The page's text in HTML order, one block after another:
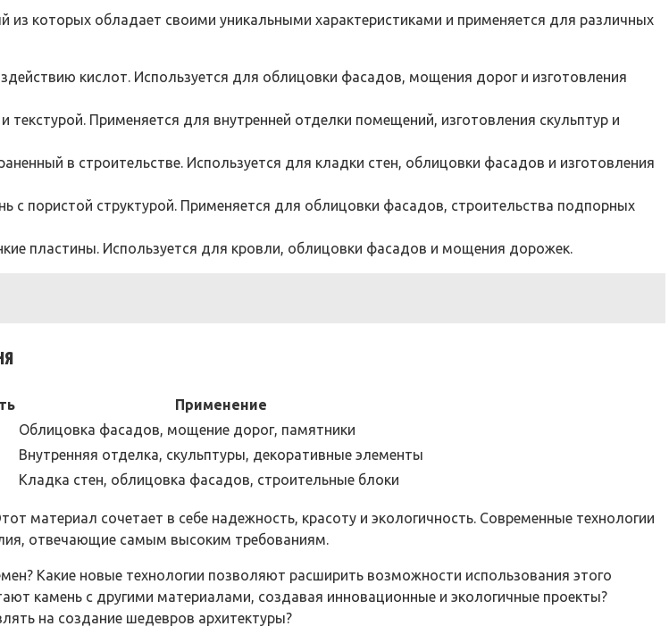
которых обладает своими уникальными характеристиками и применяется для различных
кислот. Используется для облицовки фасадов, мощения дорог и изготовления
Применяется для внутренней отделки помещений, изготовления скульптур и
в строительстве. Используется для кладки стен, облицовки фасадов и изготовления
пористой структурой. Применяется для облицовки фасадов, строительства подпорных
пластины. Используется для кровли, облицовки фасадов и мощения дорожек.
Применение
Облицовка фасадов, мощение дорог, памятники
Внутренняя отделка, скульптуры, декоративные элементы
Кладка стен, облицовка фасадов, строительные блоки
материал сочетает в себе надежность, красоту и экологичность. Современные технологии
отвечающие самым высоким требованиям.
Какие новые технологии позволяют расширить возможности использования этого
камень с другими материалами, создавая инновационные и экологичные проекты?
на создание шедевров архитектуры?